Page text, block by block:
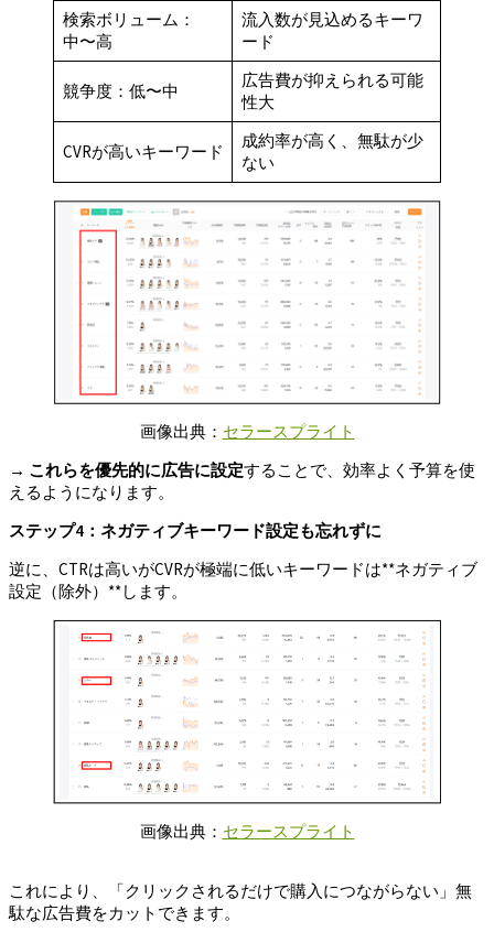
検索ボリューム：
中〜高
流入数が見込めるキーワ
ード
競争度：低〜中
広告費が抑えられる可能
性大
CVRが高いキーワード
成約率が高く、無駄が少
ない
画像出典： セラースプライト
→ これらを優先的に広告に設定することで、効率よく予算を使
えるようになります。
ステップ4 ：ネガティブキーワード設定も忘れずに
逆に、CTRは高いがCVRが極端に低いキーワードは**ネガティブ
設定（除外）**します。
画像出典： セラースプライト
これにより、「クリックされるだけで購入につながらない」無
駄な広告費をカットできます。